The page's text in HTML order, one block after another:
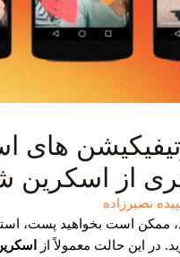
از اسکرین
نصیرزاده
ممکن است بخواهید پست،
در این حالت معمولاً از